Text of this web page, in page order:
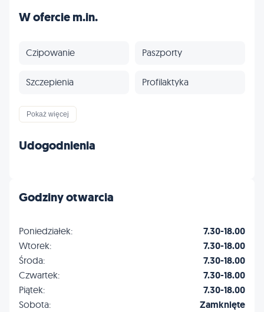
W ofercie m.in.
Czipowanie Paszporty
Szczepienia Profilaktyka
Inne
Pokaż więcej
Udogodnienia
Godziny otwarcia
Poniedziałek: 7.30-18.00
Wtorek: 7.30-18.00
Środa: 7.30-18.00
Czwartek: 7.30-18.00
Piątek: 7.30-18.00
Sobota: Zamknięte